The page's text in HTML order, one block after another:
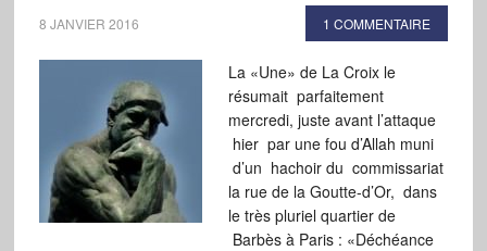
8 JANVIER 2016 1 COMMENTAIRE
La «Une» de La Croix le
résumait parfaitement
mercredi, juste avant l’attaque
hier par une fou d’Allah muni
d’un hachoir du commissariat
la rue de la Goutte-d’Or, dans
le très pluriel quartier de
Barbès à Paris : «Déchéance